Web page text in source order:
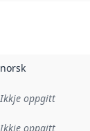
norsk
:
Ikkje oppgitt
Ikkje oppgitt